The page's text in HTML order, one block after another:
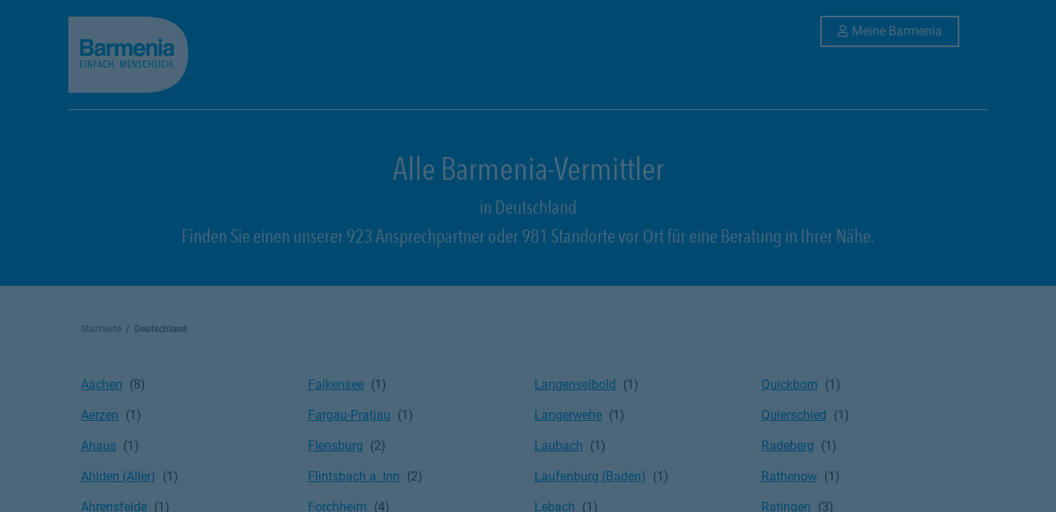
Meine Barmenia
Alle Barmenia-Vermittler
in Deutschland
Finden Sie einen unserer 923 Ansprechpartner oder 981 Standorte vor Ort für eine Beratung in Ihrer Nähe.
Startseite Deutschland
Aachen
Aerzen
Ahaus
Ahlden (Aller)
Ahrensfelde
Falkensee
Fargau-Pratjau
Flensburg
Flintsbach a. Inn
Forchheim
Langenselbold
Langerwehe
Laubach
Laufenburg (Baden)
Lebach
Quickborn
Quierschied
Radeberg
Rathenow
Ratingen